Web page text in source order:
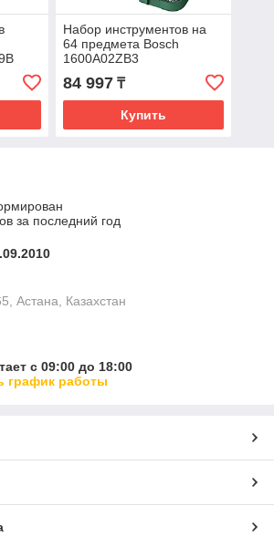
Набор инструментов на
64 предмета Bosch
1600A02ZB3
84 997₸
Купить
за последний год
Астана, Казахстан
с 09:00 до 18:00
график работы